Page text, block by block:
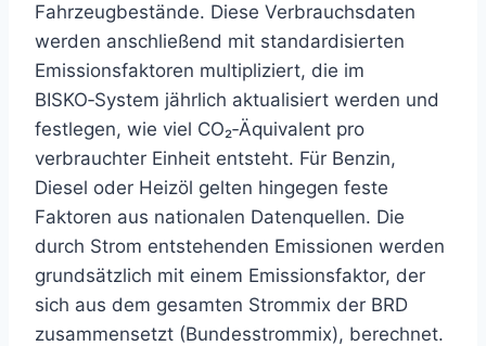
Fahrzeugbestände. Diese Verbrauchsdaten
werden anschließend mit standardisierten
Emissionsfaktoren multipliziert, die im
BISKO‑System jährlich aktualisiert werden und
festlegen, wie viel CO₂‑Äquivalent pro
verbrauchter Einheit entsteht. Für Benzin,
Diesel oder Heizöl gelten hingegen feste
Faktoren aus nationalen Datenquellen. Die
durch Strom entstehenden Emissionen werden
grundsätzlich mit einem Emissionsfaktor, der
sich aus dem gesamten Strommix der BRD
zusammensetzt (Bundesstrommix), berechnet.